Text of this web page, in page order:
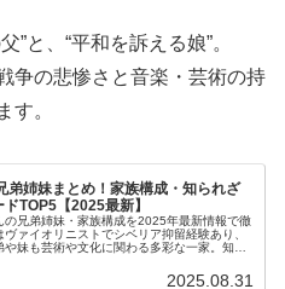
”と、“平和を訴える娘”。
争の悲惨さと音楽・芸術の持
す。
弟姉妹まとめ！家族構成・知られざ
TOP5【2025最新】
の兄弟姉妹・家族構成を2025年最新情報で徹
ヴァイオリニストでシベリア抑留経験あり、
や妹も芸術や文化に関わる多彩な一家。知ら
2025.08.31